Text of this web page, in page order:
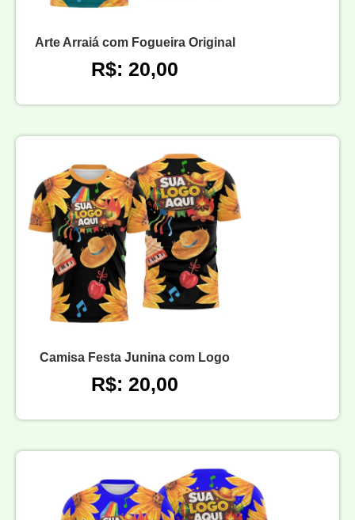
Arte Arraiá com Fogueira Original
R$: 20,00
Camisa Festa Junina com Logo
R$: 20,00